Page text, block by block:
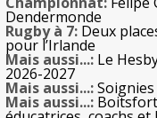
Dendermonde
Rugby à 7: Deux
pour l’Irlande
Mais aussi...: Le
2026-2027
Mais aussi...:
Mais aussi...: